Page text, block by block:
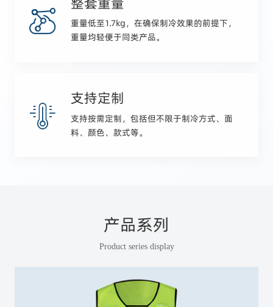
重量低至1.7kg，在确保制冷效果的前提下，
重量均轻便于同类产品。
支持定制
支持按需定制，包括但不限于制冷方式、面
料、颜色、款式等。
产品系列
Product series display